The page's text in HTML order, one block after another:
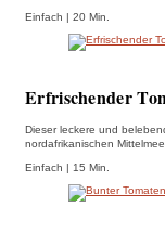
Einfach | 20 Min.
Erfrischender
Dieser leckere und
nordafrikanischen
Einfach | 15 Min.